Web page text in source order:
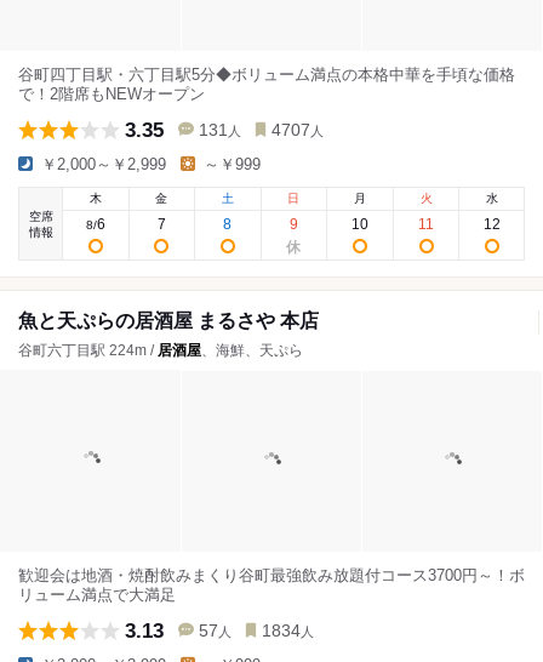
谷町四丁目駅・六丁目駅5分◆ボリューム満点の本格中華を手頃な価格
で！2階席もNEWオープン
3.35 131 人 4707 人
￥2,000～￥2,999 ～￥999
空席
情報
木
8/6
金
7
土
8
日
9
月
10
火
11
水
12
魚と天ぷらの居酒屋 まるさや 本店
谷町六丁目駅 224m / 居酒屋、海鮮、天ぷら
歓迎会は地酒・焼酎飲みまくり谷町最強飲み放題付コース3700円～！ボ
リューム満点で大満足
3.13 57 人 1834 人